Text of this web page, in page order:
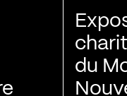
du